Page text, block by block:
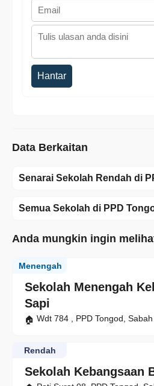
Hantar
Data Berkaitan
Senarai Sekolah Rendah di
Semua Sekolah di PPD
Anda mungkin ingin
Sekolah Menengah
Sapi
Menengah
Wdt 784 , PPD Tongod, Sabah
Sekolah Kebangsaan
Rendah